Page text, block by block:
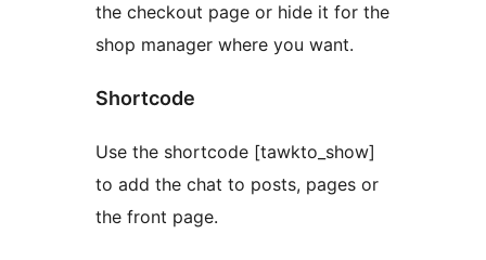
the checkout page or hide it for the
shop manager where you want.
Shortcode
Use the shortcode [tawkto_show]
to add the chat to posts, pages or
the front page.